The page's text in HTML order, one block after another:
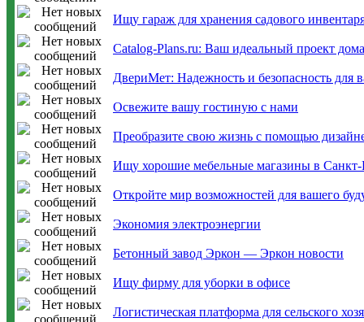
Ищу гараж для хранения садового
Catalog-Plans.ru: Ваш идеальный проект дома
ДвериМет: Надежность и безопасность для
Освежите вашу гостиную с нами
Преобразите свою жизнь с помощью
Ищу хорошие мебельные магазины в Санкт-
Откройте мир возможностей для вашего
Экономия электроэнергии
Бетонный завод Эркон — Эркон новости
Ищу фирму для уборки в офисе
Логистическая платформа для сельского